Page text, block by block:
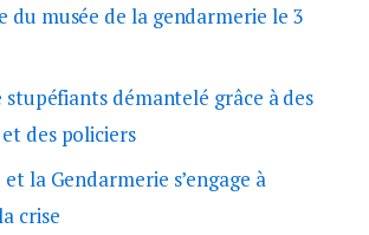
du musée de la gendarmerie le 3
démantelé grâce à des
des policiers
la Gendarmerie s’engage à
crise